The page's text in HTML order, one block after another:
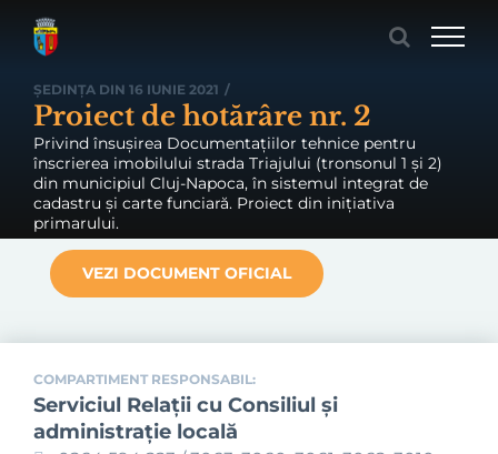
ȘEDINȚA DIN 16 IUNIE 2021 /
Proiect de hotărâre nr. 2
Privind însușirea Documentațiilor tehnice pentru
înscrierea imobilului strada Triajului (tronsonul 1 și 2)
din municipiul Cluj-Napoca, în sistemul integrat de
cadastru și carte funciară. Proiect din inițiativa
primarului.
VEZI DOCUMENT OFICIAL
COMPARTIMENT RESPONSABIL:
Serviciul Relaţii cu Consiliul şi
administraţie locală